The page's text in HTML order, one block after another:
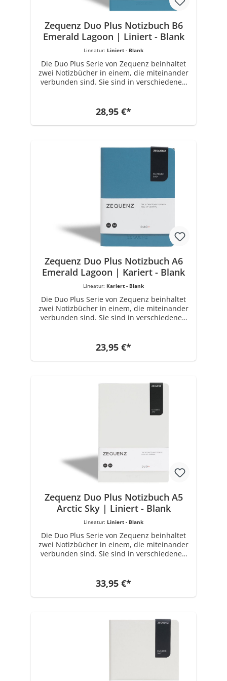
ikonischen und charakteristischen 360 °
Zequenz Duo Plus Notizbuch B6
Emerald Lagoon | Liniert - Blank
Lineatur: Liniert - Blank
Die Duo Plus Serie von Zequenz beinhaltet
zwei Notizbücher in einem, die miteinander
verbunden sind. Sie sind in verschiedenen
die Maße 12,5 cm x 17,8 cm. Ausgestattet ist
es mit insgesamt 80 x 2 Blatt ( 320 Seiten )
70 Gramm Papier in Weiß. Wählbare
Marke ZEQUENZ mit einzigartigen und
innovativen Produkten für Büro- und
Enterprise erschaffen, einem führenden
Unternehmen für Spezialpapierherstellung
kreativen Designs, der Integrität des
verwendeten Materials und der
Konstruktion, produzierte ZEQUENZ seine
erste Reihe von persönlichen Notizbüchern
in der ikonischen und charakteristischen
360 ° Kollektion.
28,95 €*
Zequenz Duo Plus Notizbuch A6
Emerald Lagoon | Kariert - Blank
Lineatur: Kariert - Blank
Die Duo Plus Serie von Zequenz beinhaltet
zwei Notizbücher in einem, die miteinander
verbunden sind. Sie sind in verschiedenen
die Maße 11 cm x 14.1 cm. Ausgestattet ist
es mit insgesamt 80 Blatt x 2 (320 Seiten) 70
Gramm Papier in Weiß. Wählbare Varianten:
ZEQUENZ mit einzigartigen und innovativen
erschaffen, einem führenden Unternehmen
für Spezialpapierherstellung seit 1989.
hochwertigen Konstruktion, produzierte
ZEQUENZ seine erste Reihe von
persönlichen Notizbüchern in der
ikonischen und charakteristischen 360 °
23,95 €*
Zequenz Duo Plus Notizbuch A5
Arctic Sky | Liniert - Blank
Lineatur: Liniert - Blank
Die Duo Plus Serie von Zequenz beinhaltet
zwei Notizbücher in einem, die miteinander
verbunden sind. Sie sind in verschiedenen
die Maße 14,8 cm x 21 cm. Ausgestattet ist
es mit insgesamt 80 Blatt x 2 (320 Seiten) 70
Gramm Papier in Weiß. Wählbare Varianten:
ZEQUENZ mit einzigartigen und innovativen
Produkten für Büro- und Schreibwaren
wurde 2008 von Zenith Enterprise
für Spezialpapierherstellung seit 1989.
33,95 €*